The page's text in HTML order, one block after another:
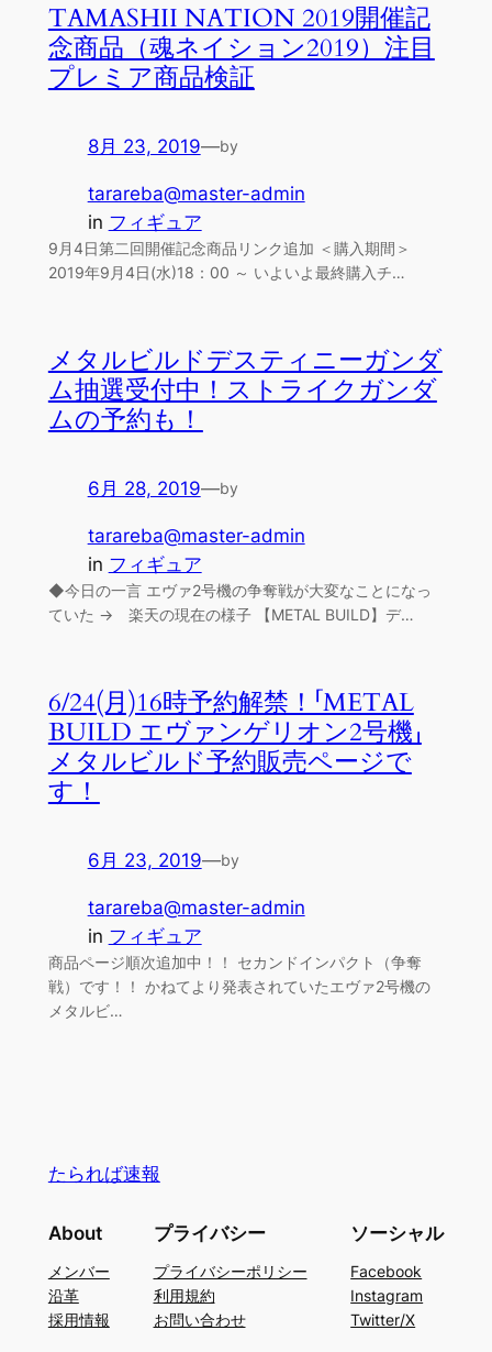
TAMASHII NATION 2019開催記
念商品（魂ネイション2019）注目
プレミア商品検証
8月 23, 2019—by
tarareba@master-admin
in フィギュア
9月4日第二回開催記念商品リンク追加 ＜購入期間＞
2019年9月4日(水)18：00 ～ いよいよ最終購入チ…
メタルビルドデスティニーガンダ
ム抽選受付中！ストライクガンダ
ムの予約も！
6月 28, 2019—by
tarareba@master-admin
in フィギュア
◆今日の一言 エヴァ2号機の争奪戦が大変なことになっ
ていた → 楽天の現在の様子 【METAL BUILD】デ…
6/24(月)16時予約解禁！「METAL
BUILD エヴァンゲリオン2号機」
メタルビルド予約販売ページで
す！
6月 23, 2019—by
tarareba@master-admin
in フィギュア
商品ページ順次追加中！！ セカンドインパクト（争奪
戦）です！！ かねてより発表されていたエヴァ2号機の
メタルビ…
たられば速報
About
メンバー
沿革
採用情報
プライバシー
プライバシーポリシー
利用規約
お問い合わせ
ソーシャル
Facebook
Instagram
Twitter/X